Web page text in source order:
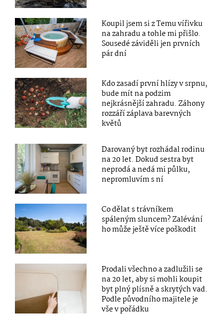
Koupil jsem si z Temu vířivku
na zahradu a tohle mi přišlo.
Sousedé záviděli jen prvních
pár dní
Kdo zasadí první hlízy v srpnu,
bude mít na podzim
nejkrásnější zahradu. Záhony
rozzáří záplava barevných
květů
Darovaný byt rozhádal rodinu
na 20 let. Dokud sestra byt
neprodá a nedá mi půlku,
nepromluvím s ní
Co dělat s trávníkem
spáleným sluncem? Zalévání
ho může ještě více poškodit
Prodali všechno a zadlužili se
na 20 let, aby si mohli koupit
byt plný plísně a skrytých vad.
Podle původního majitele je
vše v pořádku